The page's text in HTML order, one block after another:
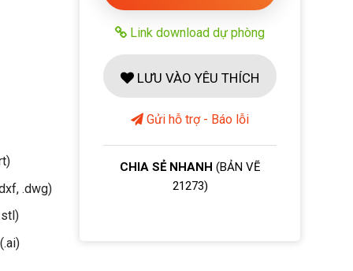
.dwg)
Link download dự phòng
LƯU VÀO YÊU THÍCH
Gửi hỗ trợ - Báo lỗi
CHIA SẺ NHANH (BẢN VẼ
21273)